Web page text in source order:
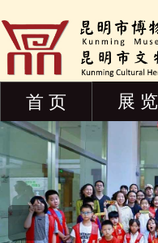
首 页 展 览